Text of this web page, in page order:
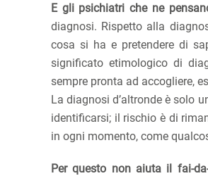
E gli psichiatri che ne
diagnosi. Rispetto alla
cosa si ha e pretendere di
significato etimologico di
sempre pronta ad accogliere,
La diagnosi d’altronde è solo
identificarsi; il rischio è di
in ogni momento, come
Per questo non aiuta il fai-